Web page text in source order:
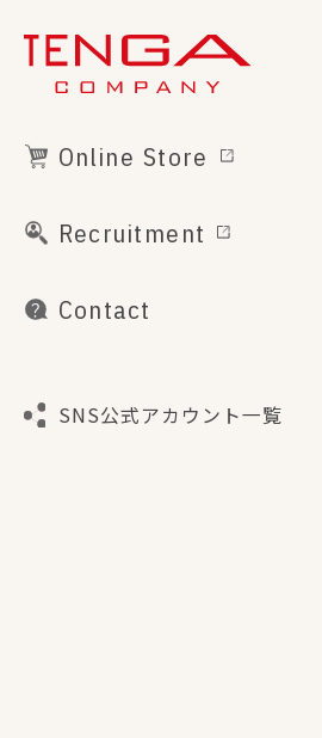
Online Store
Recruitment
Contact
SNS公式アカウント一覧